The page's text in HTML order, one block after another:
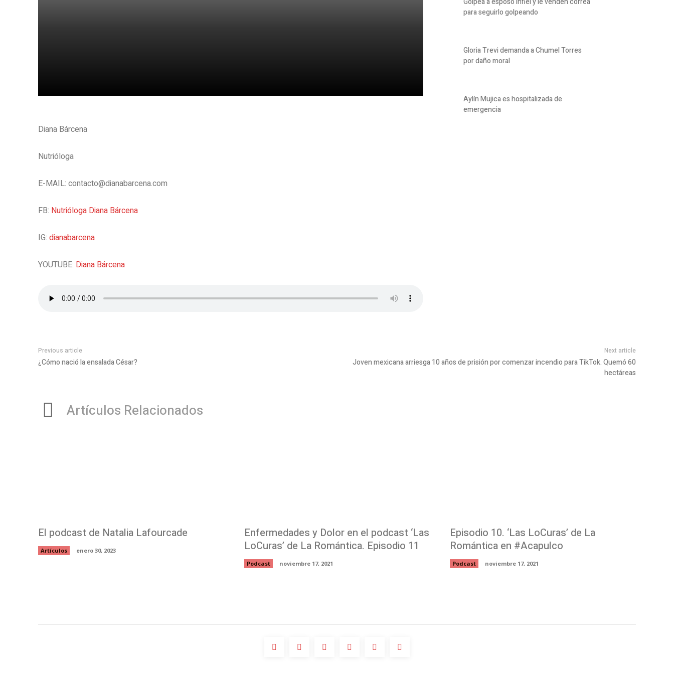
Diana Bárcena
Nutrióloga
E-MAIL: contacto@dianabarcena.com
FB: Nutrióloga Diana Bárcena
IG: dianabarcena
YOUTUBE: Diana Bárcena
para seguirlo golpeando
Gloria Trevi demanda a Chumel Torres
por daño moral
Aylín Mujica es hospitalizada de
emergencia
Previous article
¿Cómo nació la ensalada César?
Next article
Joven mexicana arriesga 10 años de prisión por comenzar incendio para TikTok. Quemó 60
hectáreas
Artículos Relacionados
El podcast de Natalia Lafourcade
Artículos enero 30, 2023
Enfermedades y Dolor en el podcast ‘Las
LoCuras’ de La Romántica. Episodio 11
Podcast noviembre 17, 2021
Episodio 10. ‘Las LoCuras’ de La
Romántica en #Acapulco
Podcast noviembre 17, 2021